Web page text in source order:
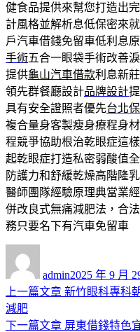
健食品提供來幫您打造出
計風格並解析息低保密來
戶汽車借錢免留車低利息
手術五合一眼袋手術改善
提供龜山汽車借款利息新
領先群餐廳設計品牌設計
具有安全證照者優先台北
複合量身客製瘦身療程身材
程競爭協助根治乾眼症這
起乾眼症打造私密弱酸值
防護力和舒緩乾燥高階隆
醫師團隊經驗原理典當業
併改良式無痛減肥法，合
務只要名下有汽車免留車
admin佈
日
2025 年 9 月
文
章
上一篇文章 上
篇
新竹眼科專科
減肥
下一篇文章 下
屏東借錢特色